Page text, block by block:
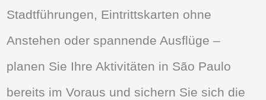
Stadtführungen, Eintrittskarten ohne
Anstehen oder spannende Ausflüge –
planen Sie Ihre Aktivitäten in São Paulo
bereits im Voraus und sichern Sie sich die